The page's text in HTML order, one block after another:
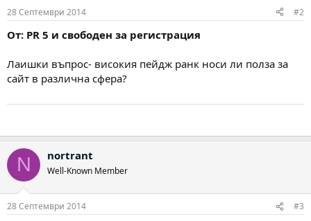
28 Септември 2014 #2
От: PR 5 и свободен за регистрация
Лаишки въпрос- високия пейдж ранк носи ли полза за
сайт в различна сфера?
N nortrant
Well-Known Member
28 Септември 2014 #3